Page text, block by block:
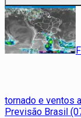
tornado e ventos
Previsão Brasil